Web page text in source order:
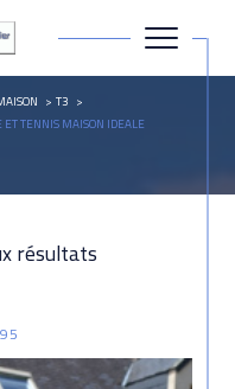
T3
ET TENNIS MAISON IDEALE
résultats